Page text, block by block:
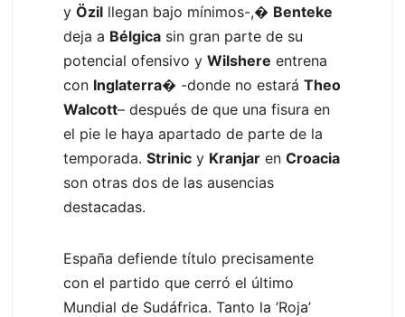
y Özil llegan bajo mínimos-,� Benteke
deja a Bélgica sin gran parte de su
potencial ofensivo y Wilshere entrena
con Inglaterra� -donde no estará Theo
Walcott– después de que una fisura en
el pie le haya apartado de parte de la
temporada. Strinic y Kranjar en Croacia
son otras dos de las ausencias
destacadas.
España defiende título precisamente
con el partido que cerró el último
Mundial de Sudáfrica. Tanto la ‘Roja’